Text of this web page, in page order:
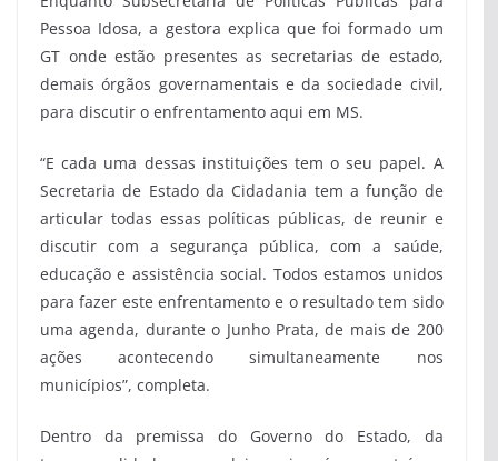
Pessoa Idosa, a gestora explica que foi formado um
GT onde estão presentes as secretarias de estado,
demais órgãos governamentais e da sociedade civil,
para discutir o enfrentamento aqui em MS.
“E cada uma dessas instituições tem o seu papel. A
Secretaria de Estado da Cidadania tem a função de
articular todas essas políticas públicas, de reunir e
discutir com a segurança pública, com a saúde,
educação e assistência social. Todos estamos unidos
para fazer este enfrentamento e o resultado tem sido
uma agenda, durante o Junho Prata, de mais de 200
ações acontecendo simultaneamente nos
municípios”, completa.
Dentro da premissa do Governo do Estado, da